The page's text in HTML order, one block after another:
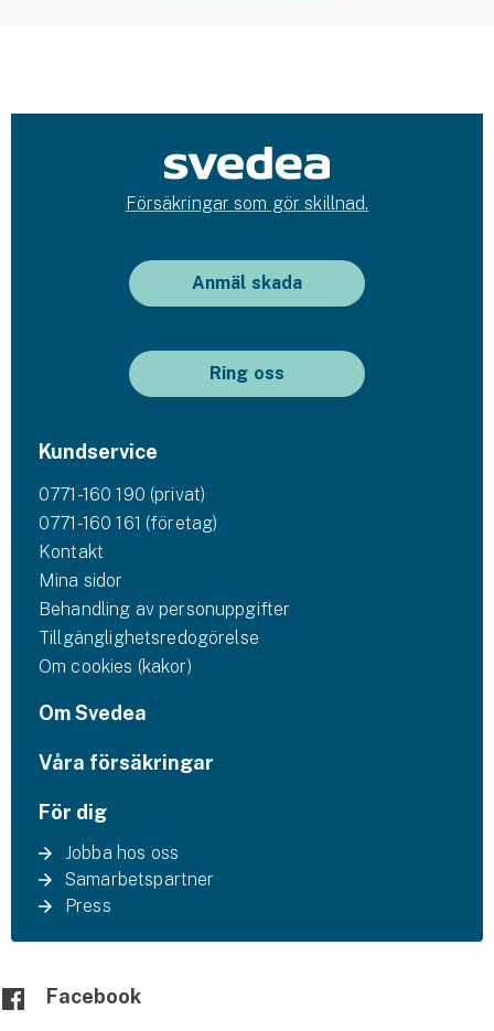
Försäkringar som gör skillnad.
Anmäl skada
Ring oss
Kundservice
0771-160 190 (privat)
0771-160 161 (företag)
Kontakt
Mina sidor
Behandling av personuppgifter
Tillgänglighetsredogörelse
Om cookies (kakor)
Om Svedea
Våra försäkringar
För dig
Jobba hos oss
Samarbetspartner
Press
Facebook